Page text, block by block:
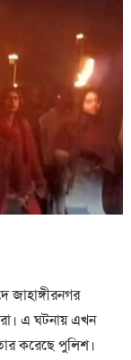
জাহাঙ্গীরনগর
এ ঘটনায় এখন
করেছে পুলিশ।